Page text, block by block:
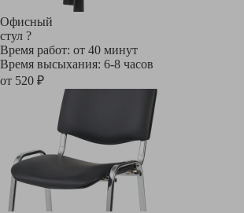
Офисный
стул ?
Время работ: от 40 минут
Время высыхания: 6-8 часов
от 520 ₽